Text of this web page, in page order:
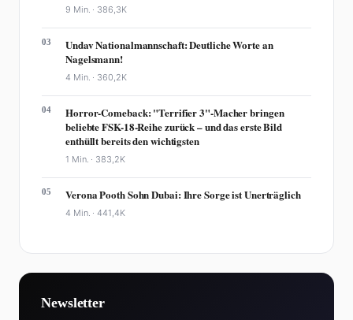
9 Min. · 386,3K
03
Undav Nationalmannschaft: Deutliche Worte an
Nagelsmann!
4 Min. · 360,2K
04
Horror-Comeback: "Terrifier 3"-Macher bringen
beliebte FSK-18-Reihe zurück – und das erste Bild
enthüllt bereits den wichtigsten
1 Min. · 383,2K
05 Verona Pooth Sohn Dubai: Ihre Sorge ist Unerträglich
4 Min. ·441,4K
Newsletter